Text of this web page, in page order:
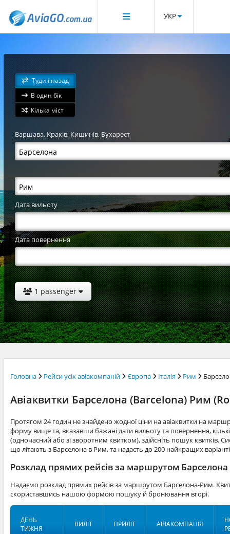
УКР
Туди і назад
В один бік
Кілька міст
Варшава, Краків, Кишинів, Бухарест
Дата вильоту
Дата повернення
1 passenger
Головна Рейси усіх авіакомпаній Європа Італія Рим
Авіаквитки Барселона (Barcelona) Рим
Протягом 24 годин не знайдено жодної ціни на авіаквитки на
форму вище та, вказавши бажані дати вильоту та повернення,
(одночасний або зі зворотним квитком), здійсніть пошук квитків.
що літають з Барселона в Рим, та надасть до 200 найкращих
Розклад прямих рейсів за маршрутом
Надаємо розклад прямих рейсів за маршрутом Барселона-Рим.
скориставшись нашою формою пошуку й бронювання вгорі.
ДЕНЬ
ТИЖНЯ
ВИЛІТ ПРИЛІТ АВІАКОМПАНІЯ